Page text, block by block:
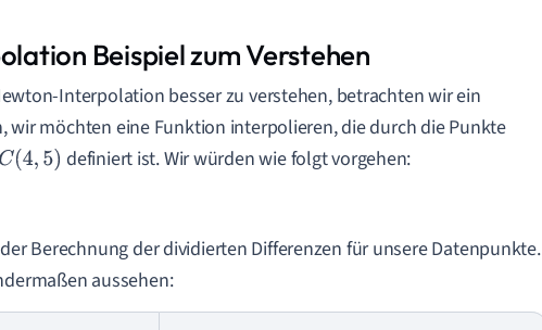
Beispiel zum Verstehen
Interpolation besser zu verstehen, betrachten wir ein
wir möchten eine Funktion interpolieren, die durch die Punkte
C(4,5) definiert ist. Wir würden wie folgt vorgehen:
Berechnung der dividierten Differenzen für unsere Datenpunkte.
aussehen: